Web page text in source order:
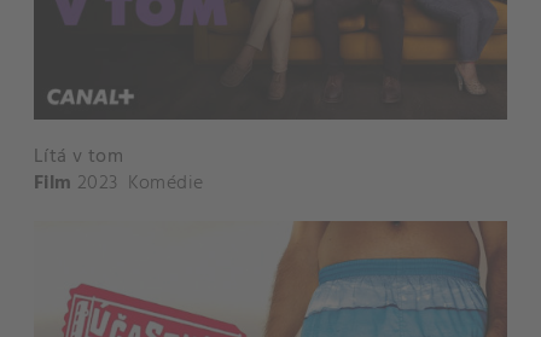
Lítá v tom
Film 2023 Komédie